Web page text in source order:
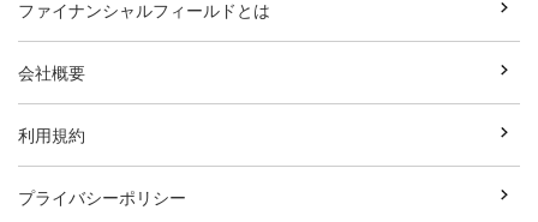
ファイナンシャルフィールドとは
会社概要
利用規約
プライバシーポリシー